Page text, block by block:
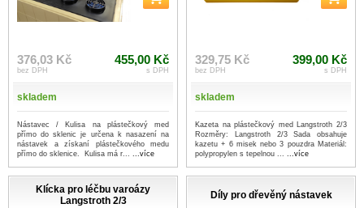
376,03 Kč
bez DPH
455,00 Kč
s DPH
skladem
Nástavec / Kulisa na plástečkový med
přímo do sklenic je určena k nasazení na
nástavek a získaní plástečkového medu
přímo do sklenice. Kulisa má r... ...více
329,75 Kč
bez DPH
399,00 Kč
s DPH
skladem
Kazeta na plástečkový med Langstroth 2/3
Rozměry: Langstroth 2/3 Sada obsahuje
kazetu + 6 misek nebo 3 pouzdra Materiál:
polypropylen s tepelnou ... ...více
Klícka pro léčbu varoázy
Langstroth 2/3
Díly pro dřevěný nástavek